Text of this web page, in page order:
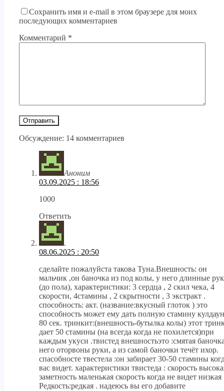
Сохранить имя и e-mail в этом браузере для моих
последующих комментариев
Комментарий *
Обсуждение: 14 комментариев
Аноним
03.09.2025 : 18:56
1000
Ответить
.
08.06.2025 : 20:50
сделайте пожалуйста такова Туна.Внешность: он
мальчик ,он баночка из под колы, у него длинные
(до пола), характеристики: 3 сердца , 2 скил чека, 4
скорости, 4стамины , 2 скрытности , 3 экстракт .
способность: акт. (название:вкусный глоток ) это
способность может ему дать полную стамину
80 сек. тринкит:(внешность-бутылка колы) этот
дает 50 стамины (на всегда когда не похилется)при
каждым укуси .твистед внешностьэто :смятая
него оторвоны руки, а из самой баночки течёт ихор.
спасобносте твестела :он забирает 30-50 стамины
вас видет. характеристики твистеда : скорость
заметность маленькая скорость когда не видет низкая
Редкость:редкая . надеюсь вы его добавите